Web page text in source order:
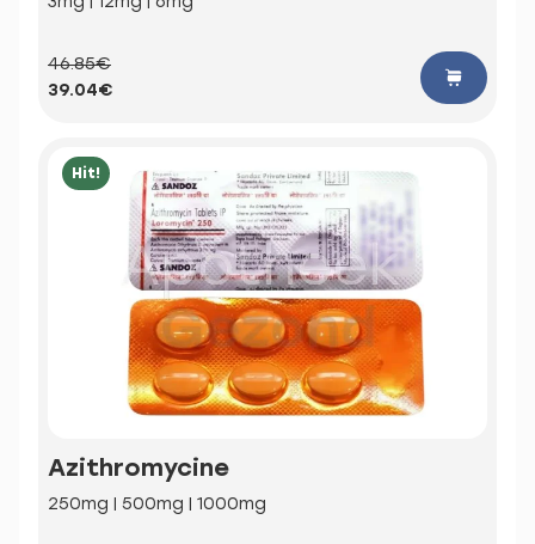
46.85€
39.04€
Hit!
Azithromycine
250mg | 500mg | 1000mg